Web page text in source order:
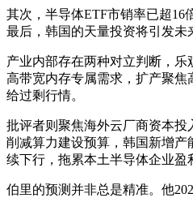
其次，半导体ETF市销率已超16
最后，韩国的天量投资将引发未
产业内部存在两种对立判断，
高带宽内存专属需求，扩产聚
给过剩行情。
批评者则聚焦海外云厂商资本
削减算力建设预算，韩国新增
续下行，拖累本土半导体企业盈
伯里的预测并非总是精准。他